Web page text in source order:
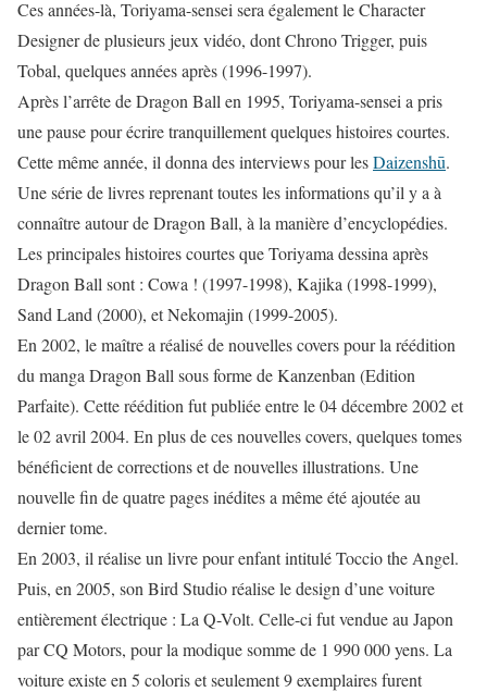
Ces années-là, Toriyama-sensei sera également le Character
Designer de plusieurs jeux vidéo, dont Chrono Trigger, puis
Tobal, quelques années après (1996-1997).
Après l’arrête de Dragon Ball en 1995, Toriyama-sensei a pris
une pause pour écrire tranquillement quelques histoires courtes.
Cette même année, il donna des interviews pour lesDaizenshū.
Une série de livres reprenant toutes les informations qu’il y a à
connaître autour de Dragon Ball, à la manière d’encyclopédies.
Les principales histoires courtes que Toriyama dessina après
Dragon Ball sont : Cowa ! (1997-1998), Kajika (1998-1999),
Sand Land (2000), et Nekomajin (1999-2005).
En 2002, le maître a réalisé de nouvelles covers pour la réédition
du manga Dragon Ball sous forme de Kanzenban (Edition
Parfaite). Cette réédition fut publiée entre le 04 décembre 2002 et
le 02 avril 2004. En plus de ces nouvelles covers, quelques tomes
bénéficient de corrections et de nouvelles illustrations. Une
nouvelle fin de quatre pages inédites a même été ajoutée au
dernier tome.
En 2003, il réalise un livre pour enfant intitulé Toccio the Angel.
Puis, en 2005, son Bird Studio réalise le design d’une voiture
entièrement électrique : La Q-Volt. Celle-ci fut vendue au Japon
par CQ Motors, pour la modique somme de 1 990 000 yens. La
voiture existe en 5 coloris et seulement 9 exemplaires furent